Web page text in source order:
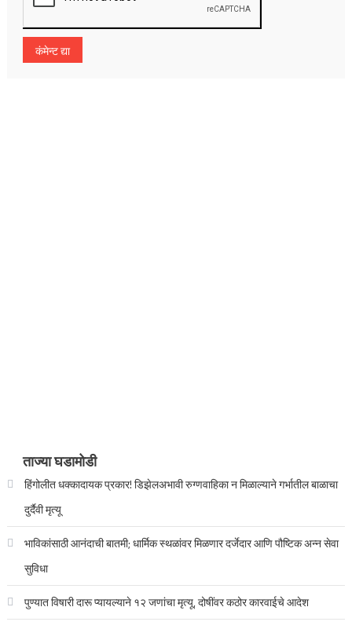
ताज्या घडामोडी
हिंगोलीत धक्कादायक प्रकार! डिझेलअभावी रुग्णवाहिका न मिळाल्याने गर्भातील बाळाचा
दुर्दैवी मृत्यू
भाविकांसाठी आनंदाची बातमी; धार्मिक स्थळांवर मिळणार दर्जेदार आणि पौष्टिक अन्न सेवा
सुविधा
पुण्यात विषारी दारू प्यायल्याने १२ जणांचा मृत्यू, दोषींवर कठोर कारवाईचे आदेश